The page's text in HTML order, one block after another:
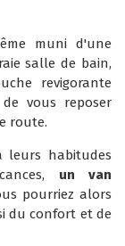
muni d'une
salle de bain,
revigorante
vous reposer
route.
leurs habitudes
un van
pourriez alors
du confort et de